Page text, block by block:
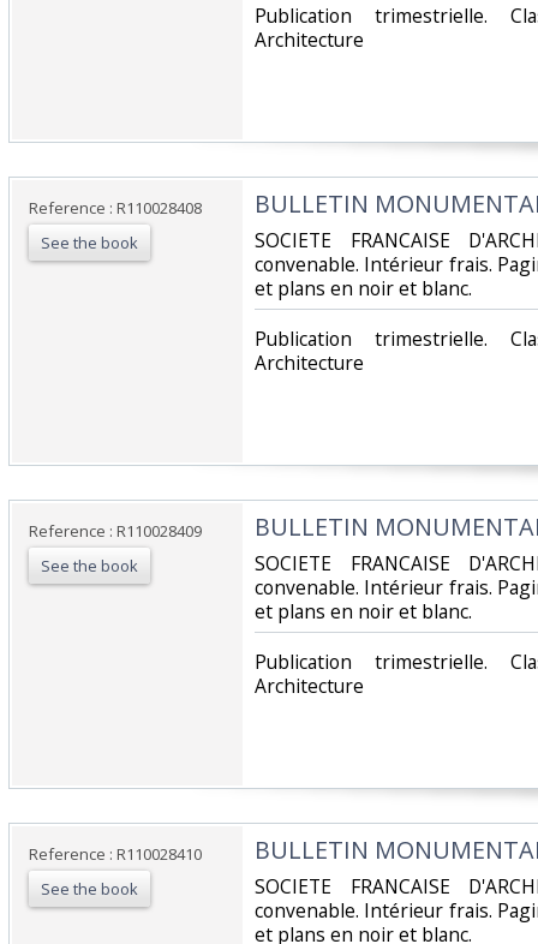
‎Publication trimestrielle.
Architecture‎
Reference : R110028408
See the book
‎BULLETIN
‎SOCIETE FRANCAISE
convenable. Intérieur frais.
et plans en noir et blanc.‎
‎Publication trimestrielle.
Architecture‎
Reference : R110028409
See the book
‎BULLETIN
‎SOCIETE FRANCAISE
convenable. Intérieur frais.
et plans en noir et blanc.‎
‎Publication trimestrielle.
Architecture‎
Reference : R110028410
See the book
‎BULLETIN
‎SOCIETE FRANCAISE
convenable. Intérieur frais.
et plans en noir et blanc.‎